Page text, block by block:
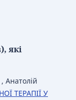
які
Анатолій
ТЕРАПІЇ У